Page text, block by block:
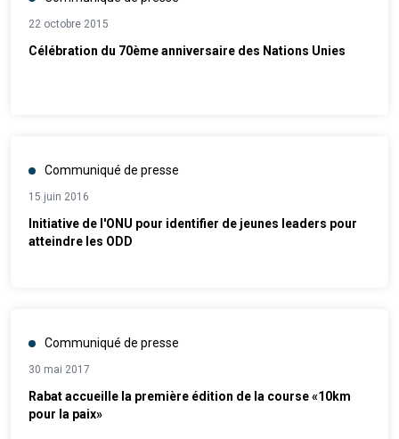
22 octobre 2015
Célébration du 70ème anniversaire des Nations Unies
Communiqué de presse
15 juin 2016
Initiative de l'ONU pour identifier de jeunes leaders pour
atteindre les ODD
Communiqué de presse
30 mai 2017
Rabat accueille la première édition de la course «10km
pour la paix»